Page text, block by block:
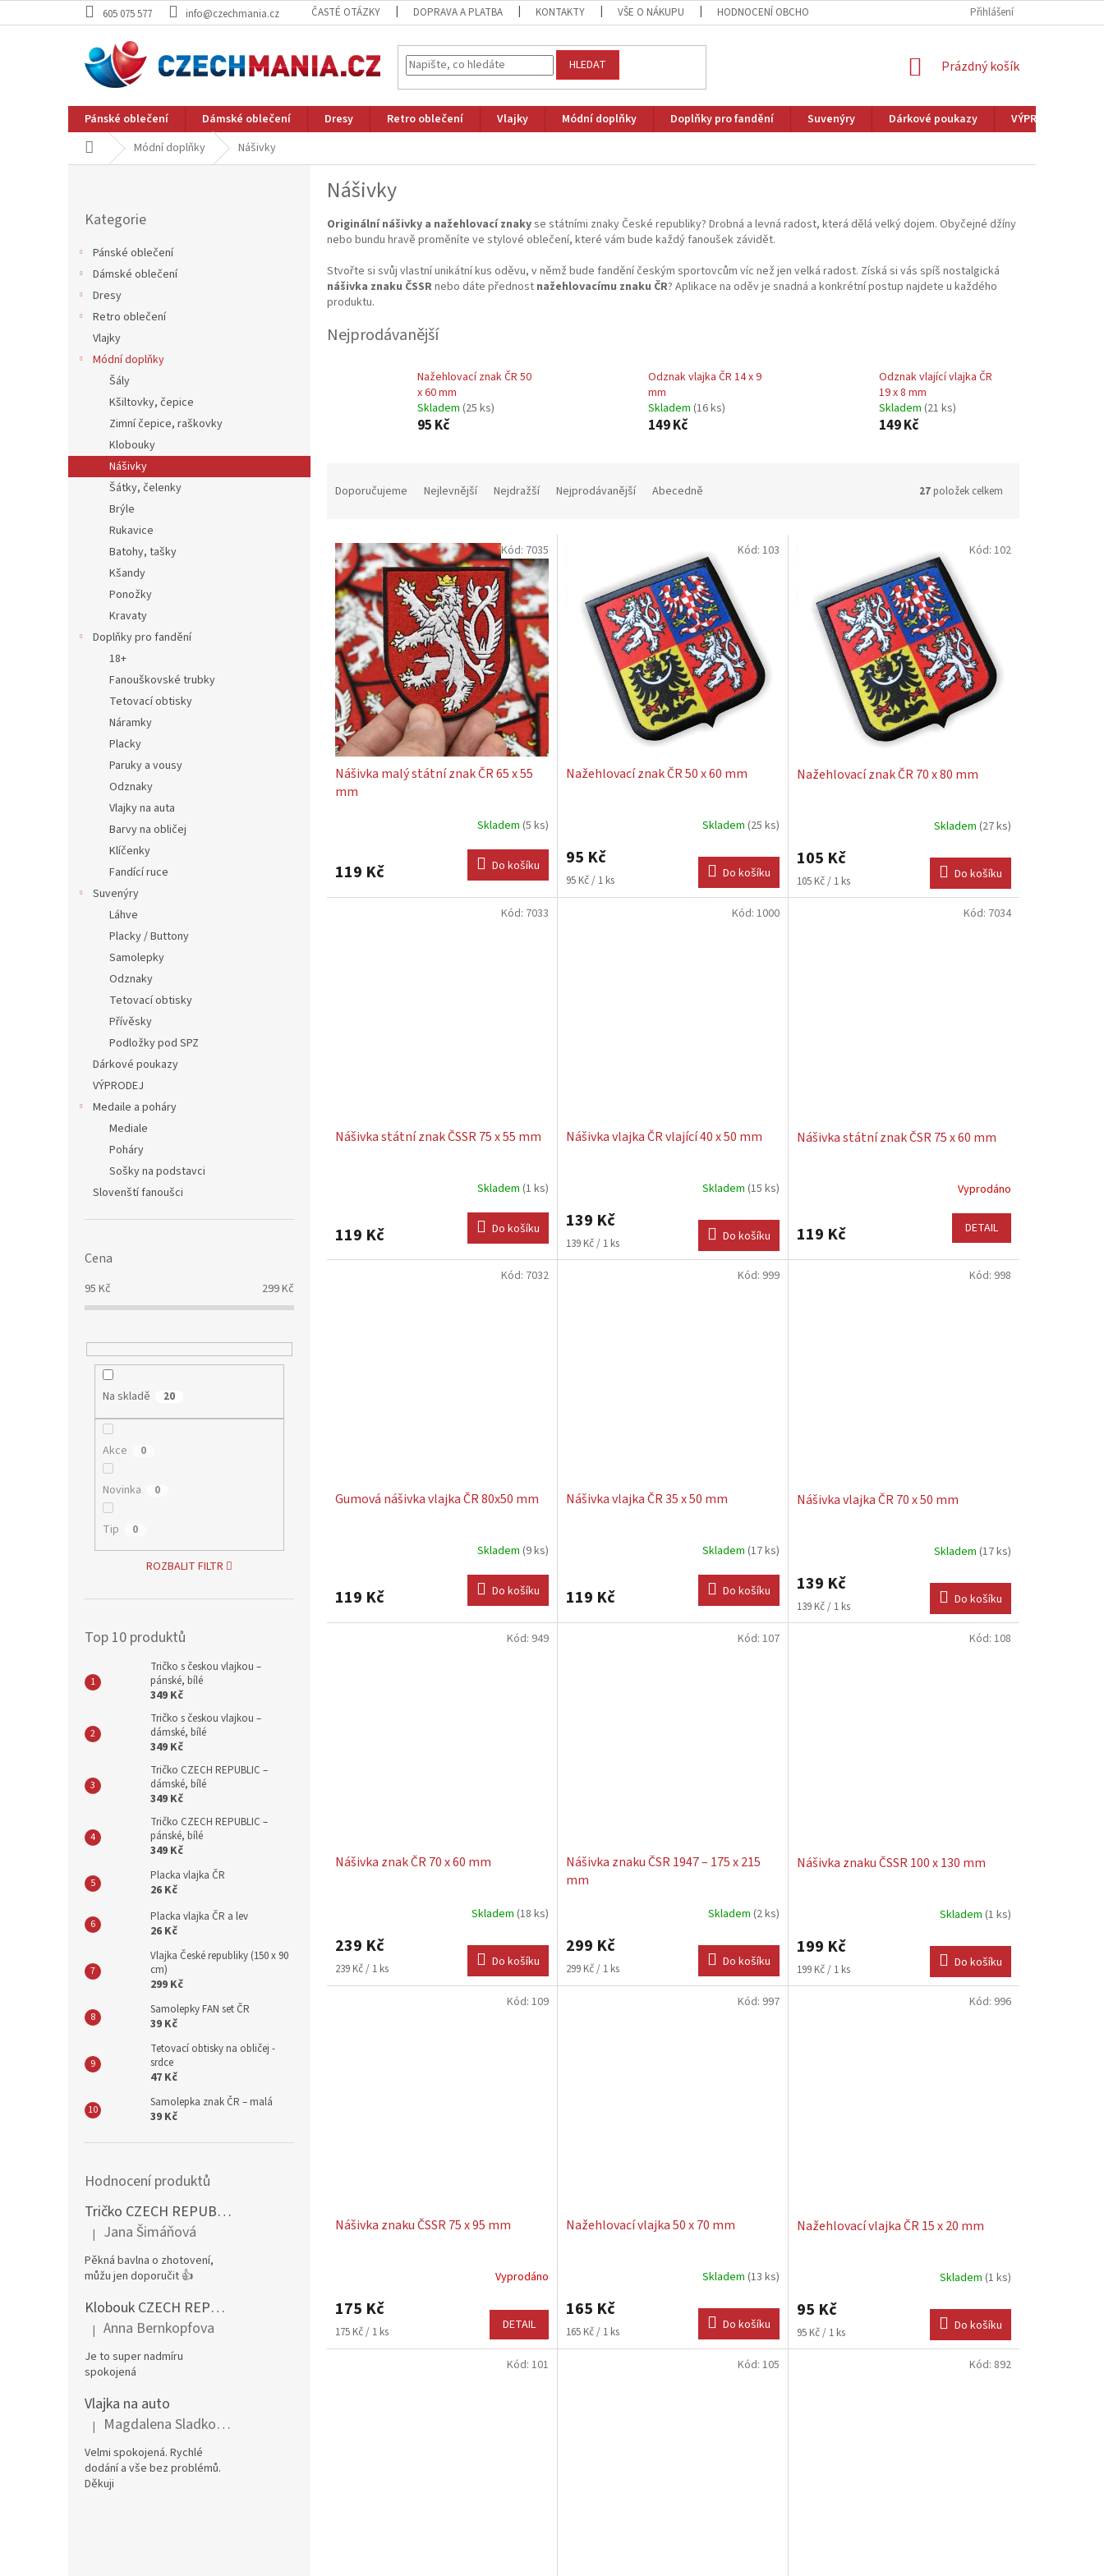
na
605 075 577 info@czechmania.cz ČASTÉ OTÁZKY DOPRAVA A PLATBA KONTAKTY VŠE O NÁKUPU HODNOCENÍ OBCHODU ZAKÁZKOVÁ VÝROBA
Přihlášení
HLEDAT
NÁKUPNÍ
Prázdný košík
Pánské oblečení Dámské oblečení Dresy Retro oblečení Vlajky Módní doplňky Doplňky pro fandění Suvenýry Dárkové poukazy VÝPRODEJ
Domů Módní doplňky Nášivky
kategorie
Kategorie
Pánské oblečení
Dámské oblečení
Dresy
Retro oblečení
Vlajky
Módní doplňky
Šály
Kšiltovky, čepice
Zimní čepice, raškovky
Klobouky
Nášivky
Šátky, čelenky
Brýle
Rukavice
Batohy, tašky
Kšandy
Ponožky
Kravaty
Doplňky pro fandění
18+
Fanouškovské trubky
Tetovací obtisky
Náramky
Placky
Paruky a vousy
Odznaky
Vlajky na auta
Barvy na obličej
Klíčenky
Fandící ruce
Suvenýry
Láhve
Placky / Buttony
Samolepky
Odznaky
Tetovací obtisky
Přívěsky
Podložky pod SPZ
Dárkové poukazy
VÝPRODEJ
Medaile a poháry
Mediale
Poháry
Sošky na podstavci
Slovenští fanoušci
Cena
95 Kč 299Kč
Na skladě 20
Akce 0
Novinka 0
Tip 0
ROZBALIT FILTR
Top 10 produktů
Tričko s českou vlajkou –
pánské, bílé
349 Kč
Tričko s českou vlajkou –
dámské, bílé
349 Kč
Tričko CZECH REPUBLIC –
dámské, bílé
349 Kč
Tričko CZECH REPUBLIC –
pánské, bílé
349 Kč
Placka vlajka ČR
26 Kč
Placka vlajka ČR a lev
26 Kč
Vlajka České republiky (150 x 90
cm)
299 Kč
Samolepky FAN set ČR
39 Kč
Tetovací obtisky na obličej -
srdce
47 Kč
Samolepka znak ČR – malá
39 Kč
Hodnocení produktů
Tričko CZECH REPUBLIC – pánské, červené
Hodnocení produktu je 5 z 5 hvězdiček.
| Jana Šimáňová
Pěkná bavlna o zhotovení,
můžu jen doporučit 👍
Klobouk CZECH REPUBLIC rohy CZ
Hodnocení produktu je 5 z 5 hvězdiček.
| Anna Bernkopfova
Je to super nadmíru
spokojená
Vlajka na auto
Hodnocení produktu je 5 z 5 hvězdiček.
| Magdalena Sladkovská
Velmi spokojená. Rychlé
dodání a vše bez problémů.
Děkuji
Nášivky
Originální nášivky a nažehlovací znakyse státními znaky České republiky? Drobná a levná radost, která dělá velký dojem. Obyčejné džíny
nebo bundu hravě proměníte ve stylové oblečení, které vám bude každý fanoušek závidět.
Stvořte si svůj vlastní unikátní kus oděvu, v němž bude fandění českým sportovcům víc než jen velká radost. Získá si vás spíš nostalgická
nášivka znaku ČSSRnebo dáte přednost nažehlovacímu znaku ČR? Aplikace na oděv je snadná a konkrétní postup najdete u každého
produktu.
Nejprodávanější
Nažehlovací znak ČR 50
x 60 mm
Skladem (25 ks)
95 Kč
Odznak vlajka ČR 14 x 9
mm
Skladem (16 ks)
149 Kč
Odznak vlající vlajka ČR
19 x 8 mm
Skladem (21 ks)
149 Kč
p
Doporučujeme Nejlevnější Nejdražší Nejprodávanější Abecedně 27 položek celkem
p
p
Nášivka malý státní znak ČR 65 x 55
mm
Skladem (5 ks)
119 Kč Do košíku
Kód: 7035
Nažehlovací znak ČR 50 x 60 mm
produktu
je
Skladem (25 ks)
95 Kč
Měrná
cena:
95 Kč / 1 ks Do košíku
Kód: 103
Nažehlovací znak ČR 70 x 80 mm
Skladem (27 ks)
105 Kč
Měrná
cena:
105 Kč / 1 ks Do košíku
Kód: 102
Nášivka státní znak ČSSR 75 x 55 mm
Skladem (1 ks)
119 Kč Do košíku
Kód: 7033
Nášivka vlajka ČR vlající 40 x 50 mm
Skladem (15 ks)
139 Kč
Měrná
cena:
139 Kč / 1 ks Do košíku
Kód: 1000
Nášivka státní znak ČSR 75 x 60 mm
Vyprodáno
119 Kč DETAIL
Kód: 7034
Gumová nášivka vlajka ČR 80x50 mm
Skladem (9 ks)
119 Kč Do košíku
Kód: 7032
Nášivka vlajka ČR 35 x 50 mm
Skladem (17 ks)
119 Kč Do košíku
Kód: 999
Nášivka vlajka ČR 70 x 50 mm
Skladem (17 ks)
139 Kč
Měrná
cena:
139 Kč / 1 ks Do košíku
Kód: 998
Nášivka znak ČR 70 x 60 mm
Skladem (18 ks)
239 Kč
Měrná
cena:
239 Kč / 1 ks Do košíku
Kód: 949
Nášivka znaku ČSR 1947 – 175 x 215
mm
Skladem (2 ks)
299 Kč
Měrná
cena:
299 Kč / 1 ks Do košíku
Kód: 107
Nášivka znaku ČSSR 100 x 130 mm
Skladem (1 ks)
199 Kč
Měrná
cena:
199 Kč / 1 ks Do košíku
Kód: 108
Nášivka znaku ČSSR 75 x 95 mm
produktu
je
Vyprodáno
175 Kč
Měrná
cena:
175 Kč / 1 ks DETAIL
Kód: 109
Nažehlovací vlajka 50 x 70 mm
Skladem (13 ks)
165 Kč
Měrná
cena:
165 Kč / 1 ks Do košíku
Kód: 997
Nažehlovací vlajka ČR 15 x 20 mm
Skladem (1 ks)
95 Kč
Měrná
cena:
95 Kč / 1 ks Do košíku
Kód: 996
Kód: 101 Kód: 105 Kód: 892